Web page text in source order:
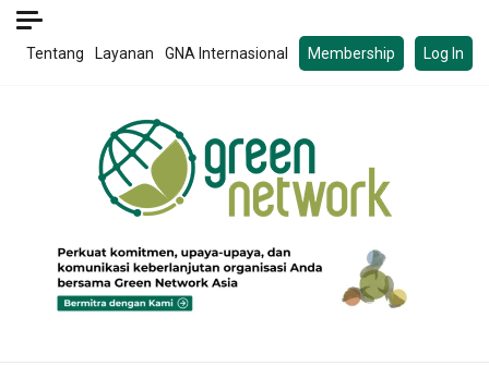
Skip
Tentang Layanan GNA Internasional Membership Log In